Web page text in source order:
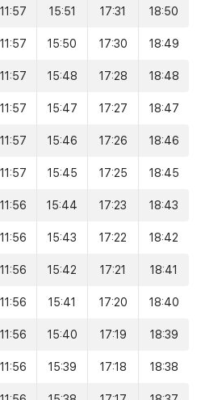
11:57 15:51 17:31 18:50
11:57 15:50 17:30 18:49
11:57 15:48 17:28 18:48
11:57 15:47 17:27 18:47
11:57 15:46 17:26 18:46
11:57 15:45 17:25 18:45
11:56 15:44 17:23 18:43
11:56 15:43 17:22 18:42
11:56 15:42 17:21 18:41
11:56 15:41 17:20 18:40
11:56 15:40 17:19 18:39
11:56 15:39 17:18 18:38